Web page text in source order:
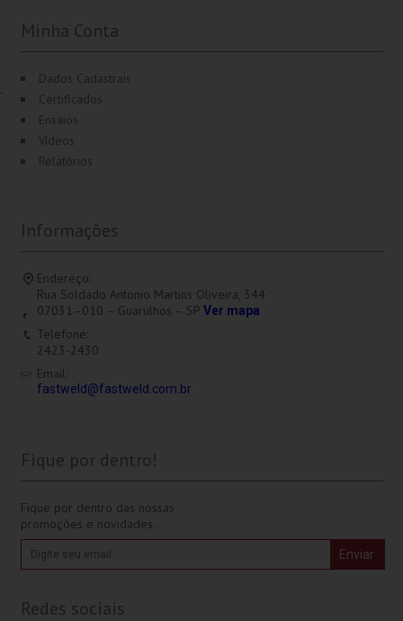
Minha Conta
Dados Cadastrais
Certificados
Ensaios
Vídeos
Relatórios
Informações
Endereço:
Rua Soldado Antonio Martins Oliveira, 344
07031–010 – Guarulhos – SP Ver mapa
Telefone:
2423-2430
Email:
fastweld@fastweld.com.br
Fique por dentro!
Fique por dentro das nossas
promoções e novidades.
Redes sociais
.